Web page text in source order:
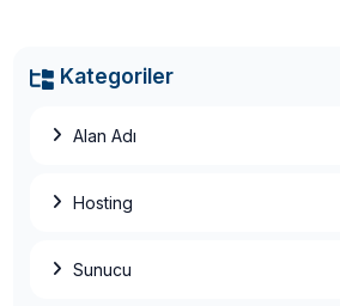
Kategoriler
Alan Adı
Hosting
Sunucu